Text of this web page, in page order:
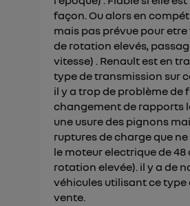
façon. Ou alors en
mais pas prévue pour
de rotation elevés,
vitesse) . Renault est en
type de transmission sur
il y a trop de problème de
changement de rapports
une usure des pignons
ruptures de charge que
le moteur electrique de 48
rotation elevée). il y a de
véhicules utilisant ce
vente.